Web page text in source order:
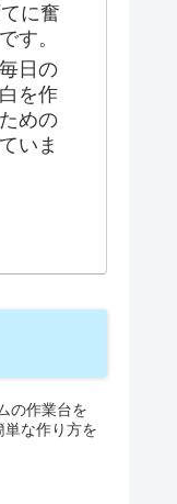
に奮
す。
日の
を作
めの
いま
の作業台を
単な作り方を